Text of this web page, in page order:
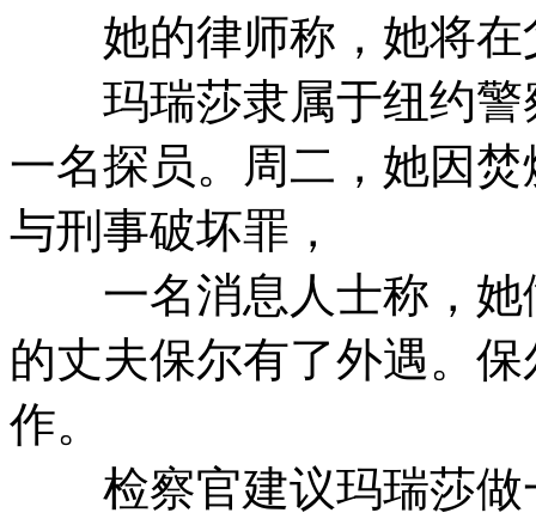
她的律师称，她将在
玛瑞莎隶属于纽约警
一名探员。周二，她因
与刑事破坏罪，
一名消息人士称，她
的丈夫保尔有了外遇。
作。
检察官建议玛瑞莎做